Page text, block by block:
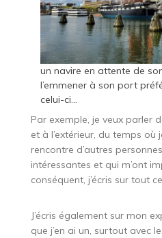
un navire en attente de
l’emmener à son port
celui-ci…
Par exemple, je veux parler
et à l’extérieur, du temps
rencontre d’autres
intéressantes et qui m’ont
conséquent, j’écris sur tout
J’écris également sur mon
que j’en ai un, surtout avec